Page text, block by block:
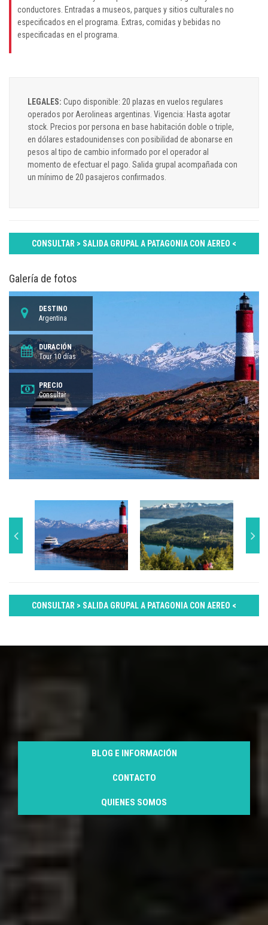
conductores. Entradas a museos, parques y sitios culturales no
especificados en el programa. Extras, comidas y bebidas no
especificadas en el programa.
LEGALES: Cupo disponible: 20 plazas en vuelos regulares
operados por Aerolineas argentinas. Vigencia: Hasta agotar
stock. Precios por persona en base habitación doble o triple,
en dólares estadounidenses con posibilidad de abonarse en
pesos al tipo de cambio informado por el operador al
momento de efectuar el pago. Salida grupal acompañada con
un mínimo de 20 pasajeros confirmados.
CONSULTAR > SALIDA GRUPAL A PATAGONIA CON AEREO <
Galería de fotos
DESTINO
Argentina
DURACIÓN
Tour 10 días
PRECIO
Consultar
CONSULTAR > SALIDA GRUPAL A PATAGONIA CON AEREO <
BLOG E INFORMACIÓN
CONTACTO
QUIENES SOMOS